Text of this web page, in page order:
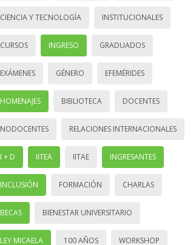
CIENCIA Y TECNOLOGÍA INSTITUCIONALES
CURSOS INGRESO GRADUADOS
EXÁMENES GÉNERO EFEMÉRIDES
HOMENAJES BIBLIOTECA DOCENTES
NODOCENTES RELACIONES INTERNACIONALES
I + D IITEA IITAE INGRESANTES
INCLUSIÓN FORMACIÓN CHARLAS
BECAS BIENESTAR UNIVERSITARIO
LEY MICAELA 100 AÑOS WORKSHOP